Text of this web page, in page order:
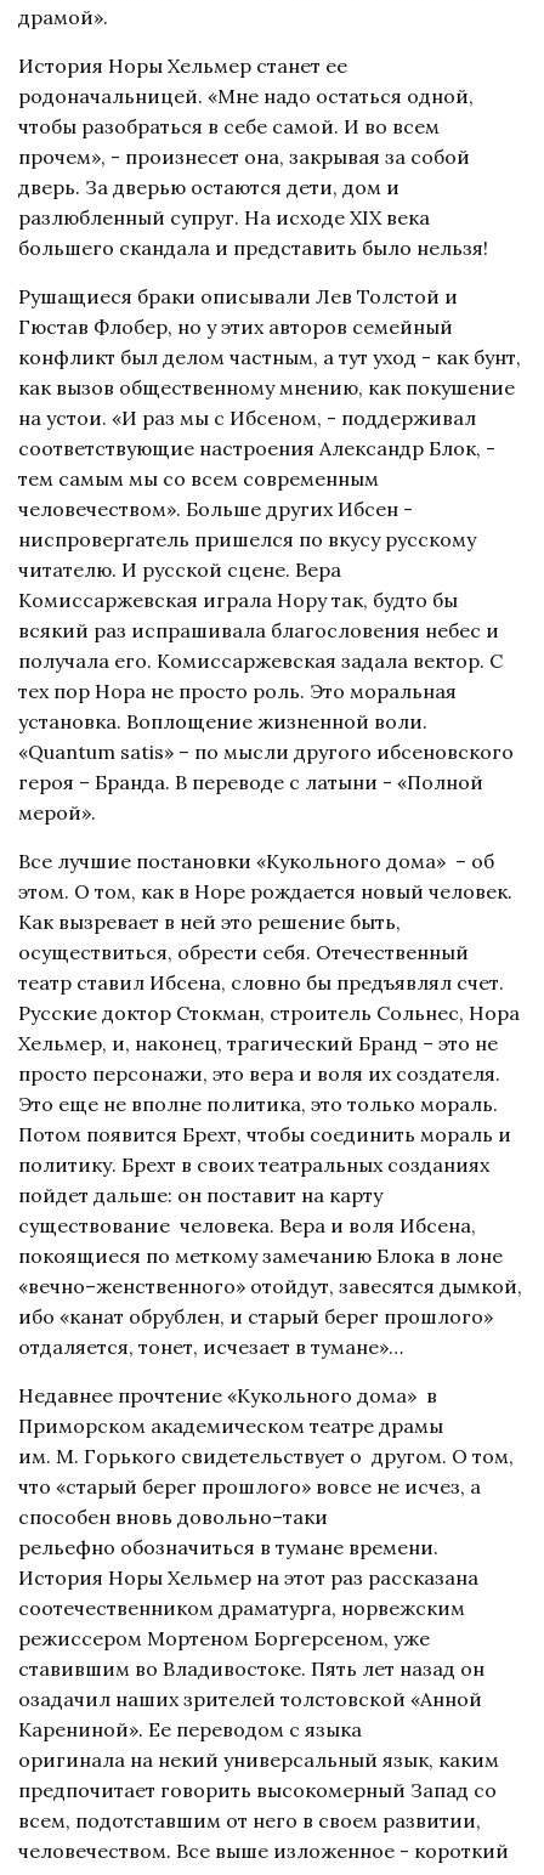
драмой».
История Норы Хельмер станет ее
родоначальницей. «Мне надо остаться одной,
чтобы разобраться в себе самой. И во всем
прочем», - произнесет она, закрывая за собой
дверь. За дверью остаются дети, дом и
разлюбленный супруг. На исходе ХIХ века
большего скандала и представить было нельзя!
Рушащиеся браки описывали Лев Толстой и
Гюстав Флобер, но у этих авторов семейный
конфликт был делом частным, а тут уход - как бунт,
как вызов общественному мнению, как покушение
на устои. «И раз мы с Ибсеном, - поддерживал
соответствующие настроения Александр Блок, -
тем самым мы со всем современным
человечеством». Больше других Ибсен -
ниспровергатель пришелся по вкусу русскому
читателю. И русской сцене. Вера
Комиссаржевская играла Нору так, будто бы
всякий раз испрашивала благословения небес и
получала его. Комиссаржевская задала вектор. С
тех пор Нора не просто роль. Это моральная
установка. Воплощение жизненной воли.
«Quantum satis» – по мысли другого ибсеновского
героя – Бранда. В переводе с латыни - «Полной
мерой».
Все лучшие постановки «Кукольного дома» – об
этом. О том, как в Норе рождается новый человек.
Как вызревает в ней это решение быть,
осуществиться, обрести себя. Отечественный
театр ставил Ибсена, словно бы предъявлял счет.
Русские доктор Стокман, строитель Сольнес, Нора
Хельмер, и, наконец, трагический Бранд – это не
просто персонажи, это вера и воля их создателя.
Это еще не вполне политика, это только мораль.
Потом появится Брехт, чтобы соединить мораль и
политику. Брехт в своих театральных созданиях
пойдет дальше: он поставит на карту
существование человека. Вера и воля Ибсена,
покоящиеся по меткому замечанию Блока в лоне
«вечно–женственного» отойдут, завесятся дымкой,
ибо «канат обрублен, и старый берег прошлого»
отдаляется, тонет, исчезает в тумане»…
Недавнее прочтение «Кукольного дома» в
Приморском академическом театре драмы
им. М. Горького свидетельствует о другом. О том,
что «старый берег прошлого» вовсе не исчез, а
способен вновь довольно–таки
рельефно обозначиться в тумане времени.
История Норы Хельмер на этот раз рассказана
соотечественником драматурга, норвежским
режиссером Мортеном Боргерсеном, уже
ставившим во Владивостоке. Пять лет назад он
озадачил наших зрителей толстовской «Анной
Карениной». Ее переводом с языка
оригинала на некий универсальный язык, каким
предпочитает говорить высокомерный Запад со
всем, подотставшим от него в своем развитии,
человечеством. Все выше изложенное - короткий